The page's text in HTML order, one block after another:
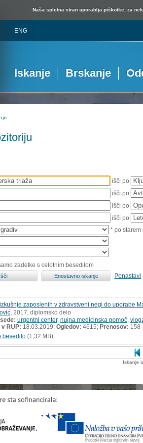
Naša spletna stran uporablja piškotke, za
ENG
Iskanje Brskanje
išči po
išči po
išči po
išči po
* po starem
zadetke s celotnim besedilom
Ponastavi
zaposlenih v zdravstveni negi do uporabe
, 2017, diplomsko delo
urgentni center, nujna medicinska pomoč
RUP: 18.03.2019; Ogledov: 4615; Prenosov: 158
besedilo (1,32 MB)
Iskanje